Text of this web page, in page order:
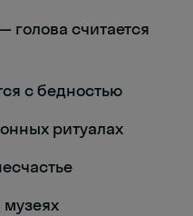
голова считается
с бедностью
ритуалах